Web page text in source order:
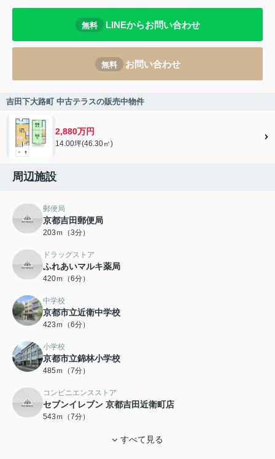
無料 LINEからお問い合わせ
無料 お問い合わせ
吉田下大路町 中古テラスの販売中物件
2,880万円
14.00坪(46.30㎡)
周辺施設
郵便局
京都吉田郵便局
203ｍ（3分）
ドラッグストア
ふれあいマルキ薬局
420ｍ（6分）
中学校
京都市立近衛中学校
423ｍ（6分）
小学校
京都市立錦林小学校
485ｍ（7分）
コンビニエンスストア
セブンイレブン 京都吉田近衛町店
543ｍ（7分）
すべて見る